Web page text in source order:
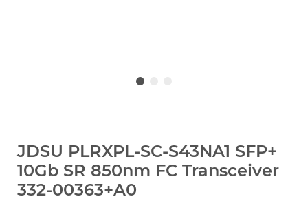
JDSU PLRXPL-SC-S43NA1 SFP+
10Gb SR 850nm FC Transceiver
332-00363+A0